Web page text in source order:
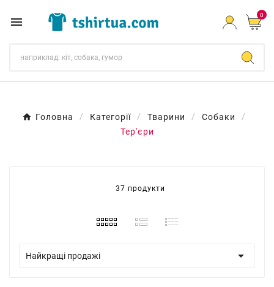
 0
Головна Категорії Тварини
Собаки
Тер'єри
37 продукти
Найкращі продажі 